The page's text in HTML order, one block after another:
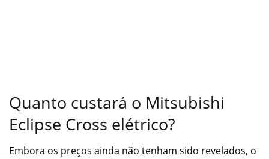
Quanto custará o Mitsubishi
Eclipse Cross elétrico?
Embora os preços ainda não tenham sido revelados, o